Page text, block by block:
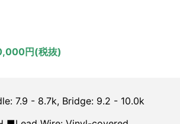
円(税抜)
7.9 - 8.7k, Bridge: 9.2 - 10.0k